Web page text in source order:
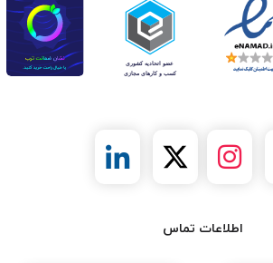
اطلاعات تماس